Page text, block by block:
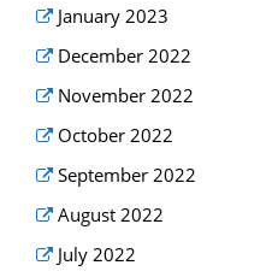
January 2023
December 2022
November 2022
October 2022
September 2022
August 2022
July 2022